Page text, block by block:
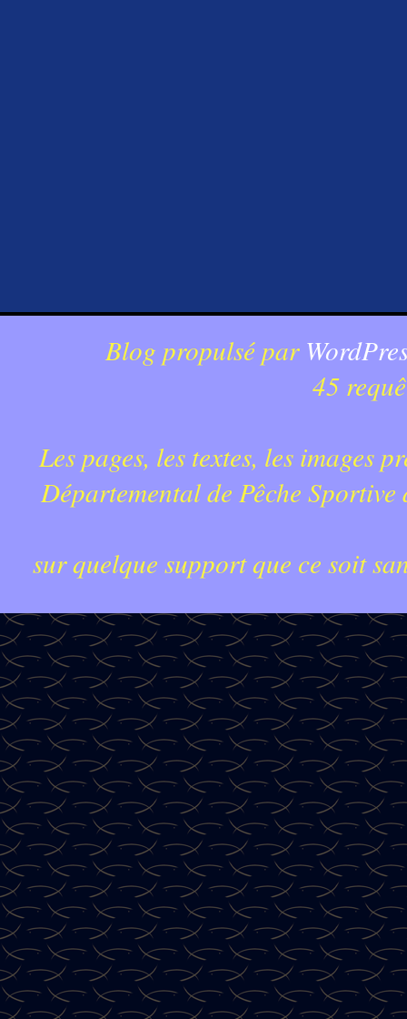
Blog propulsé par
45
Les pages, les textes, les images
Départemental de Pêche
sur quelque support que ce soit